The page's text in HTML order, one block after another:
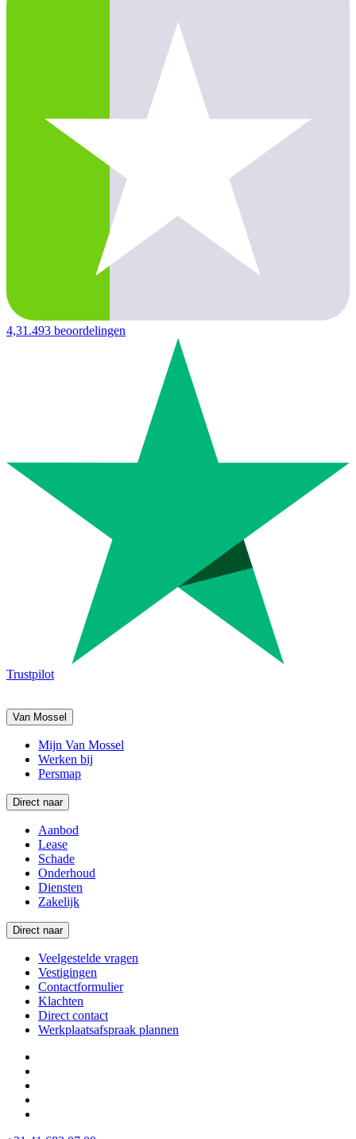
4,31.493 beoordelingen
Trustpilot
Van Mossel
Mijn Van Mossel
Werken bij
Persmap
Direct naar
Aanbod
Lease
Schade
Onderhoud
Diensten
Zakelijk
Direct naar
Veelgestelde vragen
Vestigingen
Contactformulier
Klachten
Direct contact
Werkplaatsafspraak plannen